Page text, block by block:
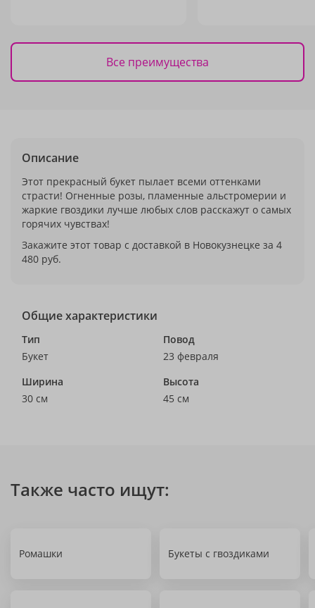
Все преимущества
Описание
Этот прекрасный букет пылает всеми оттенками
страсти! Огненные розы, пламенные альстромерии и
жаркие гвоздики лучше любых слов расскажут о самых
горячих чувствах!
Закажите этот товар с доставкой в Новокузнецке за 4
480 руб.
Общие характеристики
Тип
Букет
Повод
23 февраля
Ширина
30 см
Высота
45 см
Также часто ищут:
Ромашки Букеты с гвоздиками